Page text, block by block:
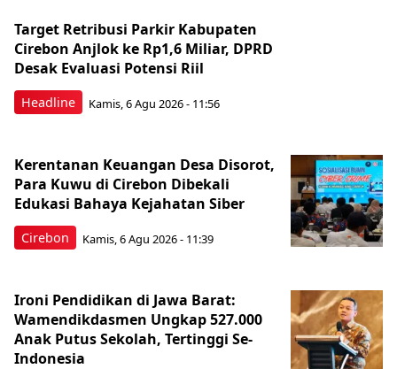
Headline
Target Retribusi Parkir Kabupaten
Cirebon Anjlok ke Rp1,6 Miliar, DPRD
Desak Evaluasi Potensi Riil
Kamis, 6 Agu 2026 - 11:56
Cirebon
Kerentanan Keuangan Desa Disorot,
Para Kuwu di Cirebon Dibekali
Edukasi Bahaya Kejahatan Siber
Kamis, 6 Agu 2026 - 11:39
Ironi Pendidikan di Jawa Barat:
Wamendikdasmen Ungkap 527.000
Anak Putus Sekolah, Tertinggi Se-
Indonesia